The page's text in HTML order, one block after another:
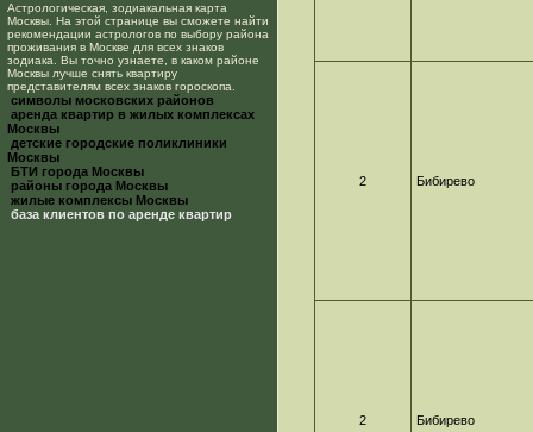
Астрологическая, зодиакальная карта
Москвы. На этой странице вы сможете найти
рекомендации астрологов по выбору района
проживания в Москве для всех знаков
зодиака. Вы точно узнаете, в каком районе
Москвы лучше снять квартиру
представителям всех знаков гороскопа.
cимволы московских районов
аренда квартир в жилых комплексах
Москвы
детские городские поликлиники
Москвы
БТИ города Москвы
районы города Москвы
жилые комплексы Москвы
база клиентов по аренде квартир
2 Бибирево
2 Бибирево